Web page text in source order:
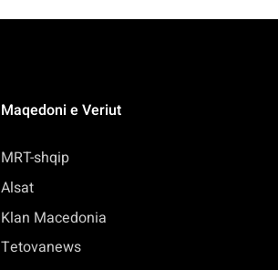
Maqedoni e Veriut
MRT-shqip
Alsat
Klan Macedonia
Tetovanews